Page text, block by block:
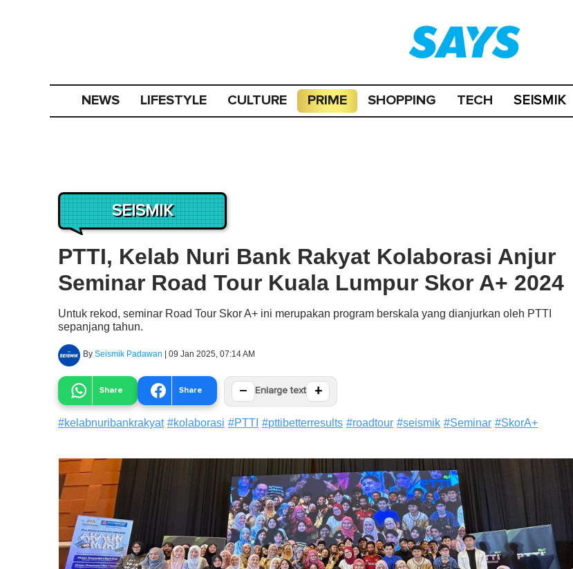
NEWS LIFESTYLE CULTURE PRIME SHOPPING TECH SEISMIK
SEISMIK
PTTI, Kelab Nuri Bank Rakyat Kolaborasi Anjur
Seminar Road Tour Kuala Lumpur Skor A+ 2024
Untuk rekod, seminar Road Tour Skor A+ ini merupakan program berskala yang dianjurkan oleh PTTI
sepanjang tahun.
By Seismik Padawan | 09 Jan 2025, 07:14 AM
Share Share − Enlarge text +
#kelabnuribankrakyat #kolaborasi #PTTI #pttibetterresults #roadtour #seismik #Seminar #SkorA+